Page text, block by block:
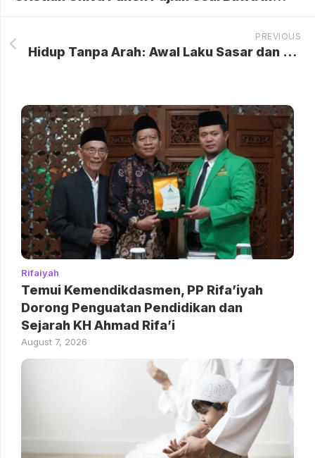
PREVIOUS
Hidup Tanpa Arah: Awal Laku Sasar dan Jalan Menuju Kefasikan
Rifaiyah
Temui Kemendikdasmen, PP Rifa’iyah
Dorong Penguatan Pendidikan dan
Sejarah KH Ahmad Rifa’i
August 7, 2026